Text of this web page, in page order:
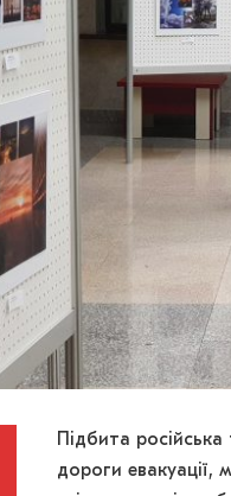
Підбита
дороги евакуації,